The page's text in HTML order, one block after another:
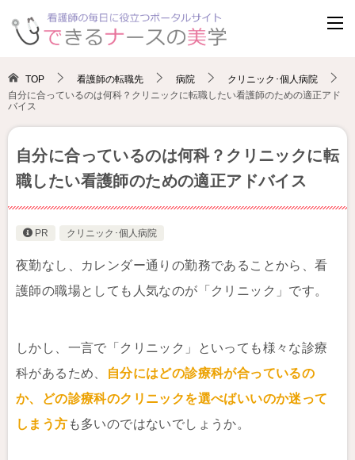
TOP 看護師の転職先 病院
クリニック･個人病院
自分に合っているのは何科？クリニックに転職したい看護師のための適正アド
バイス
自分に合っているのは何科？クリニックに転
職したい看護師のための適正アドバイス
PR クリニック･個人病院
夜勤なし、カレンダー通りの勤務であることから、看
護師の職場としても人気なのが「クリニック」です。
しかし、一言で「クリニック」といっても様々な診療
科があるため、
自分にはどの診療科が合っているの
か、どの診療科のクリニックを選べばいいのか迷って
しまう方 も多いのではないでしょうか。